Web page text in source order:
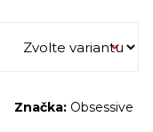
Značka: Obsessive
NA HRUDI